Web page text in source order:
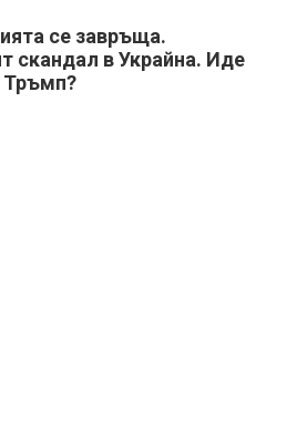
се завръща.
скандал в Украйна. Иде
Тръмп?